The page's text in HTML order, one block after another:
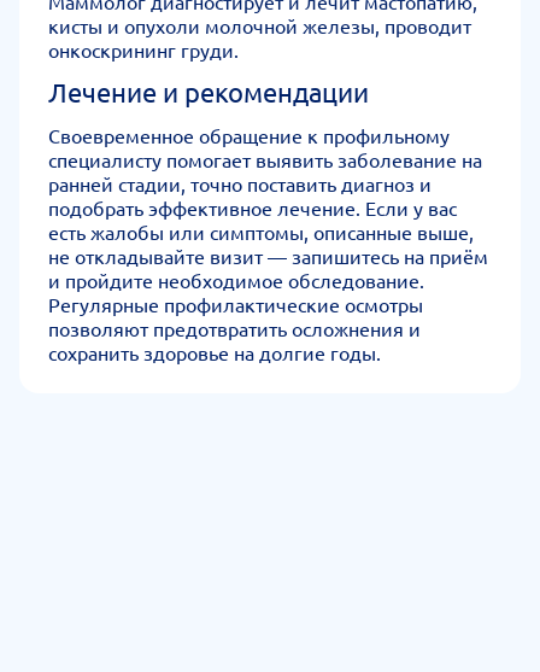
кисты и опухоли молочной железы, проводит
онкоскрининг груди.
Лечение и рекомендации
Своевременное обращение к профильному
специалисту помогает выявить заболевание на
ранней стадии, точно поставить диагноз и
подобрать эффективное лечение. Если у вас
есть жалобы или симптомы, описанные выше,
не откладывайте визит — запишитесь на приём
и пройдите необходимое обследование.
Регулярные профилактические осмотры
позволяют предотвратить осложнения и
сохранить здоровье на долгие годы.